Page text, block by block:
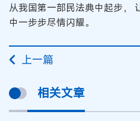
从我国第一部民法典中起步，
中一步步尽情闪耀。
上一篇
相关文章